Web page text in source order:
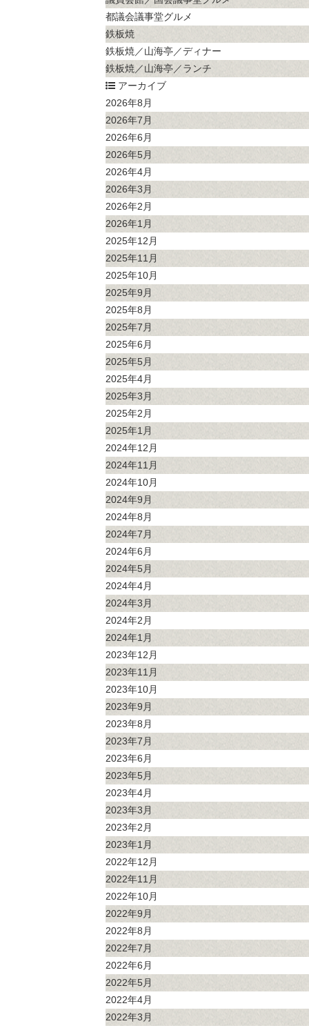
都議会議事堂グルメ
鉄板焼
鉄板焼／山海亭／ディナー
鉄板焼／山海亭／ランチ
アーカイブ
2026年8月
2026年7月
2026年6月
2026年5月
2026年4月
2026年3月
2026年2月
2026年1月
2025年12月
2025年11月
2025年10月
2025年9月
2025年8月
2025年7月
2025年6月
2025年5月
2025年4月
2025年3月
2025年2月
2025年1月
2024年12月
2024年11月
2024年10月
2024年9月
2024年8月
2024年7月
2024年6月
2024年5月
2024年4月
2024年3月
2024年2月
2024年1月
2023年12月
2023年11月
2023年10月
2023年9月
2023年8月
2023年7月
2023年6月
2023年5月
2023年4月
2023年3月
2023年2月
2023年1月
2022年12月
2022年11月
2022年10月
2022年9月
2022年8月
2022年7月
2022年6月
2022年5月
2022年4月
2022年3月